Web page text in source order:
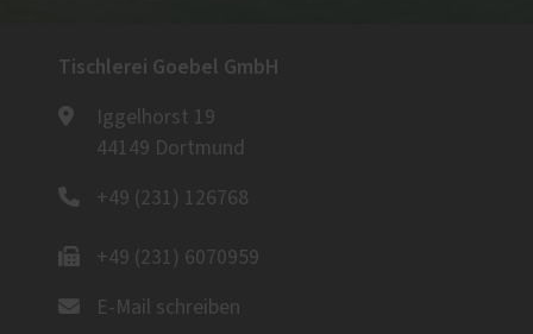
Tischlerei Goebel GmbH
Iggelhorst 19
44149 Dortmund
+49 (231) 126768
+49 (231) 6070959
E-Mail schreiben